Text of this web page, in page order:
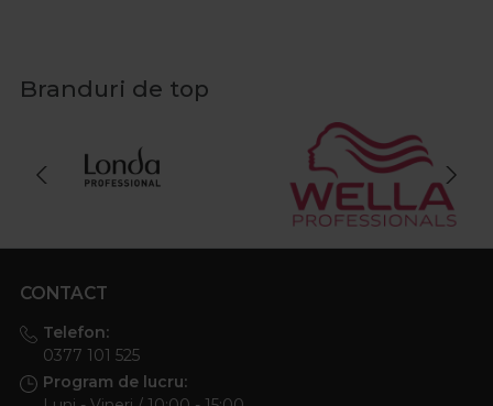
Branduri de top
CONTACT
Telefon:
0377 101 525
Program de lucru: